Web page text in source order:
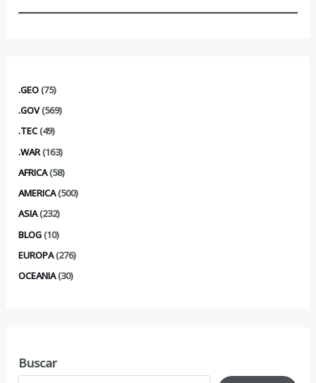
.GEO(75)
.GOV(569)
.TEC(49)
.WAR(163)
AFRICA(58)
AMERICA(500)
ASIA(232)
BLOG(10)
EUROPA(276)
OCEANIA(30)
Buscar